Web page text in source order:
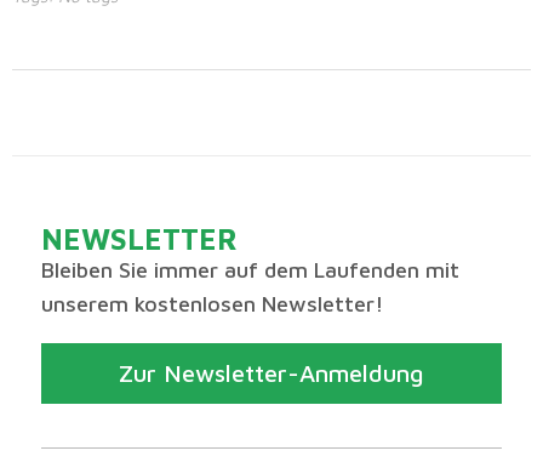
NEWSLETTER
Bleiben Sie immer auf dem Laufenden mit
unserem kostenlosen Newsletter!
Zur Newsletter-Anmeldung